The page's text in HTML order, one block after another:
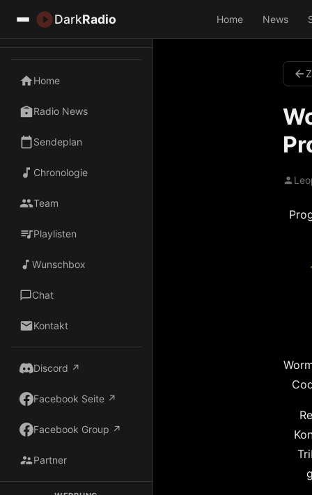
DarkRadio Home News
Home
Radio News
Sendeplan
Chronologie
Team
Playlisten
Wunschbox
Chat
Kontakt
Discord ↗
Facebook Seite ↗
Facebook Group ↗
Partner